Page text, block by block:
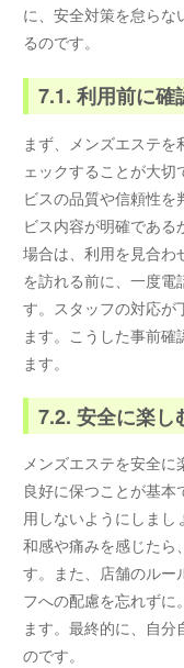
に、安全対策を怠らな
るのです。
7.1. 利用前に確
まず、メンズエステ
ェックすることが大
ビスの品質や信頼性
ビス内容が明確であ
場合は、利用を見合わ
を訪れる前に、一度
す。スタッフの対応が
ます。こうした事前
ます。
7.2. 安全に楽し
メンズエステを安全
良好に保つことが基
用しないようにしまし
和感や痛みを感じたら
す。また、店舗のルー
フへの配慮を忘れず
ます。最終的に、自
のです。